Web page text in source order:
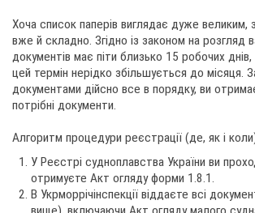
Хоча список паперів виглядає дуже великим,
вже й складно. Згідно із законом на розгляд
документів має піти близько 15 робочих
цей термін нерідко збільшується до місяця.
документами дійсно все в порядку, ви
потрібні документи.
Алгоритм процедури реєстрації (де, як і
У Реєстрі судноплавства України ви
отримуєте Акт огляду форми 1.8.1.
В Укрморрічінспекції віддаєте всі